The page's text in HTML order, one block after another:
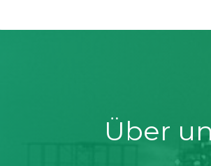
Über